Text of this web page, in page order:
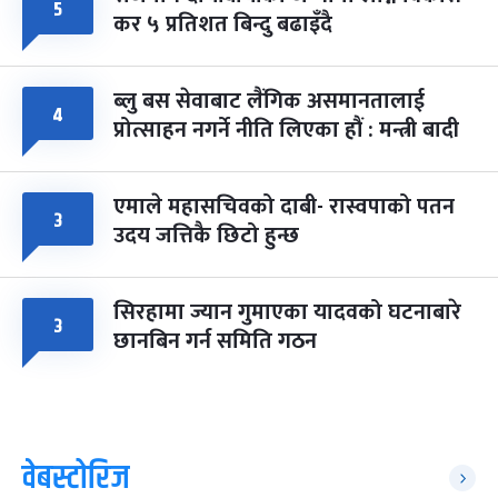
५ कर ५ प्रतिशत बिन्दु बढाइँदै
४ ब्लु बस सेवाबाट लैंगिक असमानतालाई
प्रोत्साहन नगर्ने नीति लिएका हौं : मन्त्री बादी
३ एमाले महासचिवको दाबी- रास्वपाको पतन
उदय जत्तिकै छिटो हुन्छ
३ सिरहामा ज्यान गुमाएका यादवको घटनाबारे
छानबिन गर्न समिति गठन
वेबस्टोरिज